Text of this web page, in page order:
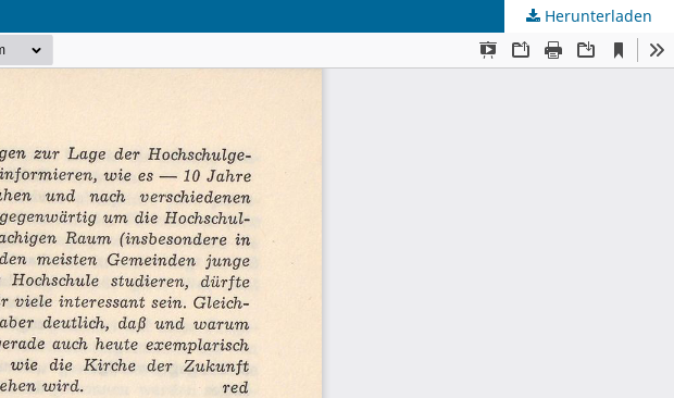
Herunterladen